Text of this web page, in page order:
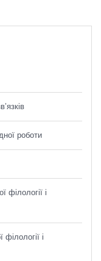
роботи
філології і
і